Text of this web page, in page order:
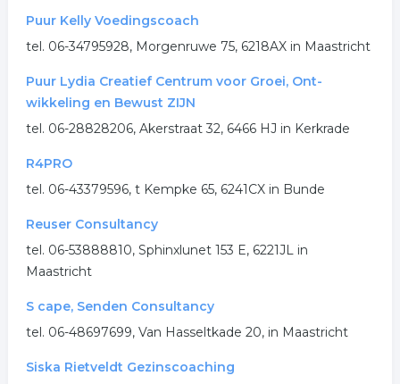
Puur Kelly Voedingscoach
tel. 06-34795928, Morgenruwe 75, 6218AX in Maastricht
Puur Lydia Creatief Centrum voor Groei, Ont-
wikkeling en Bewust ZIJN
tel. 06-28828206, Akerstraat 32, 6466 HJ in Kerkrade
R4PRO
tel. 06-43379596, t Kempke 65, 6241CX in Bunde
Reuser Consultancy
tel. 06-53888810, Sphinxlunet 153 E, 6221JL in
Maastricht
S cape, Senden Consultancy
tel. 06-48697699, Van Hasseltkade 20, in Maastricht
Siska Rietveldt Gezinscoaching